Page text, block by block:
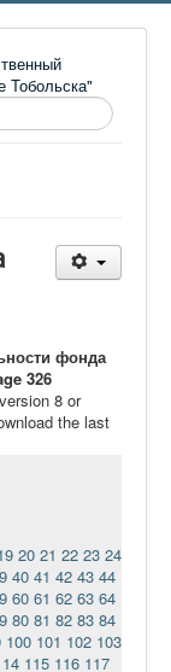
фонда
326
8 or
the last
20 21 22 23 24
40 41 42 43 44
60 61 62 63 64
80 81 82 83 84
100 101 102 103
115 116 117